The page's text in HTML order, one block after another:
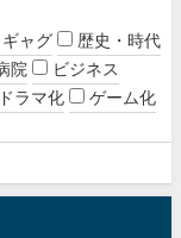
ャグ
歴史・時代
院
ビジネス
ドラマ化
ゲーム化